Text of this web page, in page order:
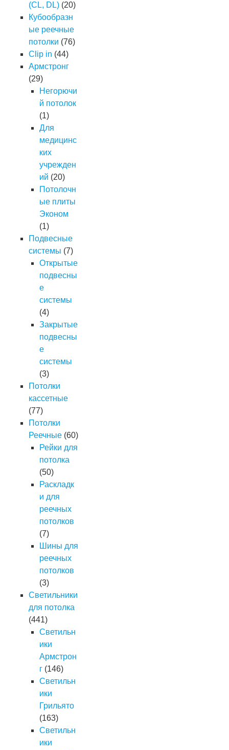
(CL, DL) (20)
Кубообразн
ые реечные
потолки (76)
Clip in (44)
Армстронг
(29)
Негорючи
й потолок
(1)
Для
медицинс
ких
учрежден
ий (20)
Потолочн
ые плиты
Эконом
(1)
Подвесные
системы (7)
Открытые
подвесны
е
системы
(4)
Закрытые
подвесны
е
системы
(3)
Потолки
кассетные
(77)
Потолки
Реечные (60)
Рейки для
потолка
(50)
Раскладк
и для
реечных
потолков
(7)
Шины для
реечных
потолков
(3)
Светильники
для потолка
(441)
Светильн
ики
Армстрон
г (146)
Светильн
ики
Грильято
(163)
Светильн
ики